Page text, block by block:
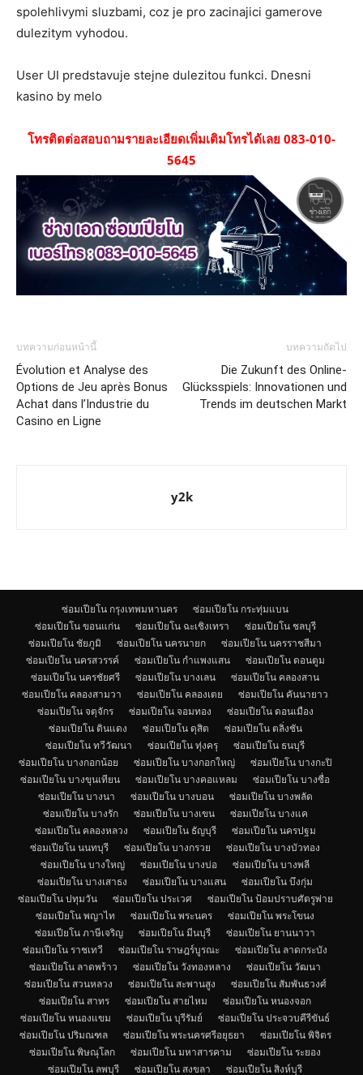
spolehlivymi sluzbami, coz je pro zacinajici gamerove
dulezitym vyhodou.
User UI predstavuje stejne dulezitou funkci. Dnesni
kasino by melo
โทรติดต่อสอบถามรายละเอียดเพิ่มเติมโทรได้เลย 083-010-
5645
บทความก่อนหน้านี้
Évolution et Analyse des
Options de Jeu après Bonus
Achat dans l’Industrie du
Casino en Ligne
บทความถัดไป
Die Zukunft des Online-
Glücksspiels: Innovationen und
Trends im deutschen Markt
y2k
ซ่อมเปียโน กรุงเทพมหานคร
ซ่อมเปียโน กระทุ่มแบน
ซ่อมเปียโน ขอนแก่น
ซ่อมเปียโน ฉะเชิงเทรา
ซ่อมเปียโน ชลบุรี
ซ่อมเปียโน ชัยภูมิ
ซ่อมเปียโน นครนายก
ซ่อมเปียโน นครราชสีมา
ซ่อมเปียโน นครสวรรค์
ซ่อมเปียโน กำแพงแสน
ซ่อมเปียโน ดอนตูม
ซ่อมเปียโน นครชัยศรี
ซ่อมเปียโน บางเลน
ซ่อมเปียโน คลองสาน
ซ่อมเปียโน คลองสามวา
ซ่อมเปียโน คลองเตย
ซ่อมเปียโน คันนายาว
ซ่อมเปียโน จตุจักร
ซ่อมเปียโน จอมทอง
ซ่อมเปียโน ดอนเมือง
ซ่อมเปียโน ดินแดง
ซ่อมเปียโน ดุสิต
ซ่อมเปียโน ตลิ่งชัน
ซ่อมเปียโน ทวีวัฒนา
ซ่อมเปียโน ทุ่งครุ
ซ่อมเปียโน ธนบุรี
ซ่อมเปียโน บางกอกน้อย
ซ่อมเปียโน บางกอกใหญ่
ซ่อมเปียโน บางกะปิ
ซ่อมเปียโน บางขุนเทียน
ซ่อมเปียโน บางคอแหลม
ซ่อมเปียโน บางซื่อ
ซ่อมเปียโน บางนา
ซ่อมเปียโน บางบอน
ซ่อมเปียโน บางพลัด
ซ่อมเปียโน บางรัก
ซ่อมเปียโน บางเขน
ซ่อมเปียโน บางแค
ซ่อมเปียโน คลองหลวง
ซ่อมเปียโน ธัญบุรี
ซ่อมเปียโน นครปฐม
ซ่อมเปียโน นนทบุรี
ซ่อมเปียโน บางกรวย
ซ่อมเปียโน บางบัวทอง
ซ่อมเปียโน บางใหญ่
ซ่อมเปียโน บางบ่อ
ซ่อมเปียโน บางพลี
ซ่อมเปียโน บางเสาธง
ซ่อมเปียโน บางแสน
ซ่อมเปียโน บึงกุ่ม
ซ่อมเปียโน ปทุมวัน
ซ่อมเปียโน ประเวศ
ซ่อมเปียโน ป้อมปราบศัตรูพ่าย
ซ่อมเปียโน พญาไท
ซ่อมเปียโน พระนคร
ซ่อมเปียโน พระโขนง
ซ่อมเปียโน ภาษีเจริญ
ซ่อมเปียโน มีนบุรี
ซ่อมเปียโน ยานนาวา
ซ่อมเปียโน ราชเทวี
ซ่อมเปียโน ราษฎร์บูรณะ
ซ่อมเปียโน ลาดกระบัง
ซ่อมเปียโน ลาดพร้าว
ซ่อมเปียโน วังทองหลาง
ซ่อมเปียโน วัฒนา
ซ่อมเปียโน สวนหลวง
ซ่อมเปียโน สะพานสูง
ซ่อมเปียโน สัมพันธวงศ์
ซ่อมเปียโน สาทร
ซ่อมเปียโน สายไหม
ซ่อมเปียโน หนองจอก
ซ่อมเปียโน หนองแขม
ซ่อมเปียโน บุรีรัมย์
ซ่อมเปียโน ประจวบคีรีขันธ์
ซ่อมเปียโน ปริมณฑล
ซ่อมเปียโน พระนครศรีอยุธยา
ซ่อมเปียโน พิจิตร
ซ่อมเปียโน พิษณุโลก
ซ่อมเปียโน มหาสารคาม
ซ่อมเปียโน ระยอง
ซ่อมเปียโน ลพบุรี
ซ่อมเปียโน สงขลา ซ่อมเปียโน สิงห์บุรี